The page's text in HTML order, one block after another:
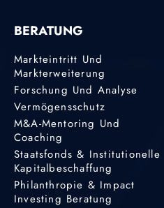
BERATUNG
Markteintritt Und
Markterweiterung
Forschung Und Analyse
Vermögensschutz
M&A-Mentoring Und
Coaching
Staatsfonds & Institutionelle
Kapitalbeschaffung
Philanthropie & Impact
Investing Beratung